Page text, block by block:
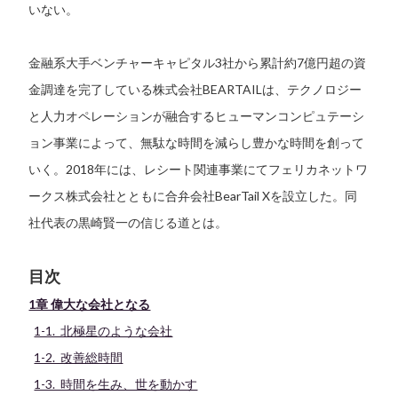
いない。
金融系大手ベンチャーキャピタル3社から累計約7億円超の資
金調達を完了している株式会社BEARTAILは、テクノロジー
と人力オペレーションが融合するヒューマンコンピュテーシ
ョン事業によって、無駄な時間を減らし豊かな時間を創って
いく。2018年には、レシート関連事業にてフェリカネットワ
ークス株式会社とともに合弁会社BearTail Xを設立した。同
社代表の黒崎賢一の信じる道とは。
目次
1章 偉大な会社となる
1-1. 北極星のような会社
1-2. 改善総時間
1-3. 時間を生み、世を動かす